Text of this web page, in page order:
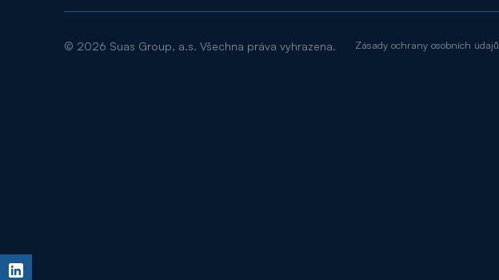
© 2026 Suas Group, a.s. Všechna práva vyhrazena. Zásady ochrany osobních údajů